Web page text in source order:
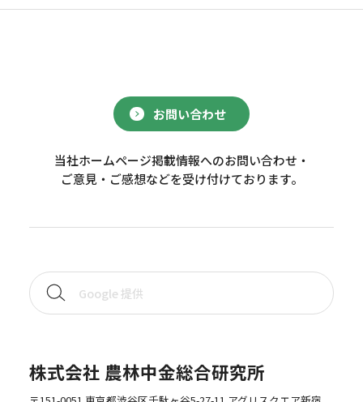
お問い合わせ
当社ホームページ掲載情報へのお問い合わせ・
ご意見・ご感想などを受け付けております。
株式会社 農林中金総合研究所